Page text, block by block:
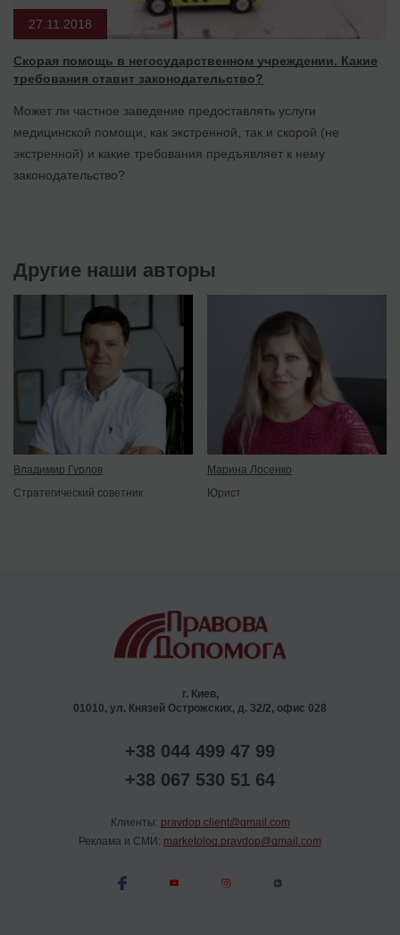
27.11.2018
Скорая помощь в негосударственном учреждении. Какие
требования ставит законодательство?
Может ли частное заведение предоставлять услуги
медицинской помощи, как экстренной, так и скорой (не
экстренной) и какие требования предъявляет к нему
законодательство?
Другие наши авторы
Владимир Гурлов
Стратегический советник
Марина Лосенко
Юрист
г. Киев,
01010, ул. Князей Острожских, д. 32/2, офис 028
+38 044 499 47 99
+38 067 530 51 64
Клиенты: pravdop.client@gmail.com
Реклама и СМИ: marketolog.pravdop@gmail.com